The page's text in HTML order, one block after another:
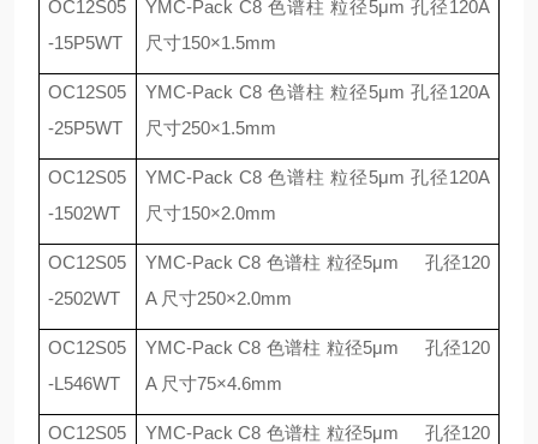
OC12S05
-15P5WT
YMC-Pack C8 色谱柱 粒径5μm孔径120A
尺寸150×1.5mm
OC12S05
-25P5WT
YMC-Pack C8 色谱柱 粒径5μm孔径120A
尺寸250×1.5mm
OC12S05
-1502WT
YMC-Pack C8 色谱柱 粒径5μm孔径120A
尺寸150×2.0mm
OC12S05
-2502WT
YMC-Pack C8 色谱柱 粒径5μm 孔径120
A 尺寸250×2.0mm
OC12S05
-L546WT
YMC-Pack C8 色谱柱 粒径5μm 孔径120
A 尺寸75×4.6mm
OC12S05
YMC-Pack C8 色谱柱 粒径5μm 孔径120